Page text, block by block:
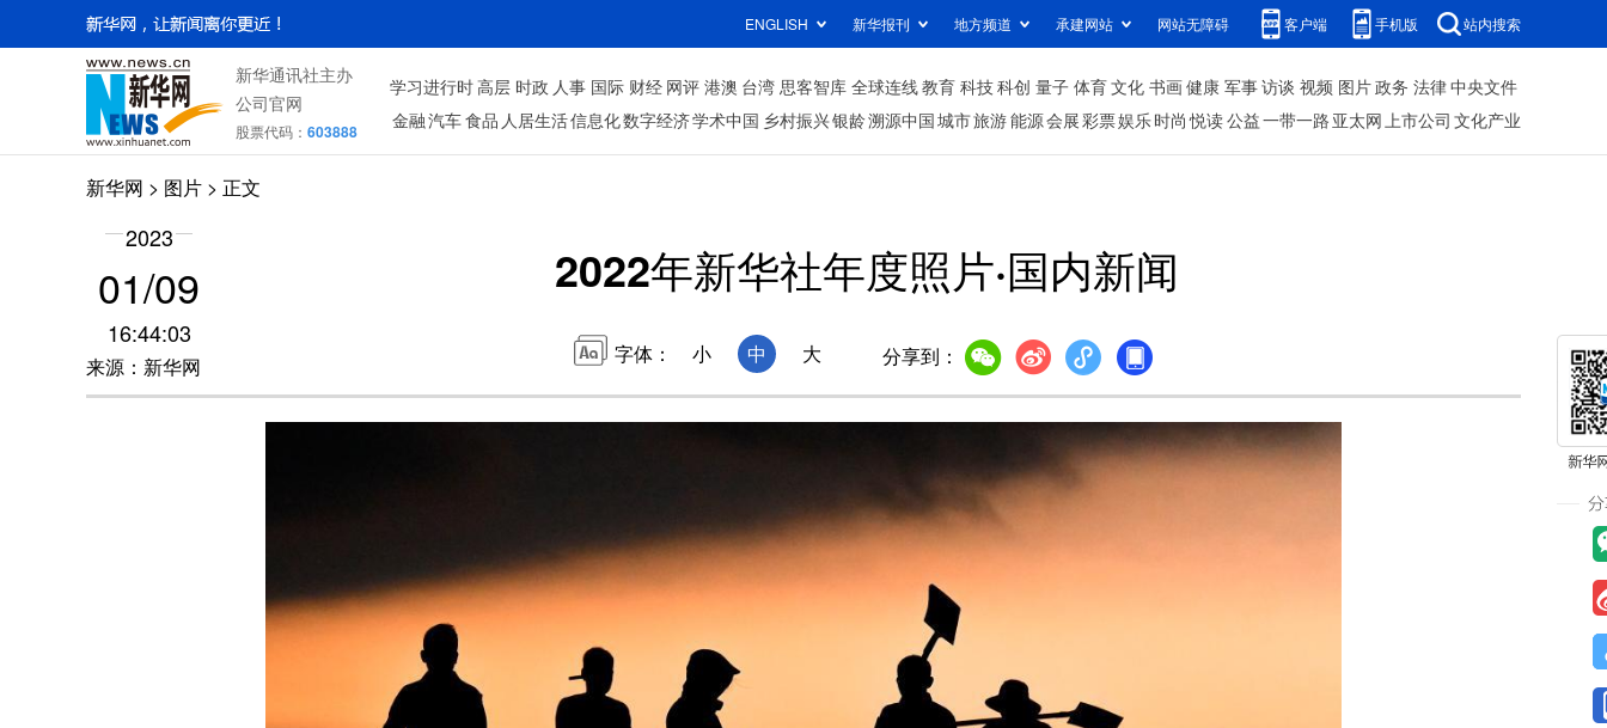
ENGLISH 新华报刊 地方频道 承建网站 网站无障碍 客户端 手机版 站内搜索
新华通讯社主办
公司官网
股票代码： 603888
学习进行时高层 时政 人事 国际 财经 网评 港澳 台湾 思客智库 全球连线教育 科技科创 量子 体育文化 书画健康 军事访谈 视频 图片政务 法律中央文件
金融汽车食品 人居生活信息化数字经济学术中国 乡村振兴银龄溯源中国城市旅游能源会展彩票娱乐时尚 悦读公益一带一路 亚太网上市公司 文化产业
新华网 > 图片 > 正文
2023
01/09
16:44:03
来源：新华网
2022年新华社年度照片·国内新闻
字体： 小 中 大 分享到：